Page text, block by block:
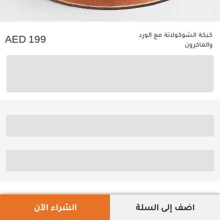
كيكة الشوكولاتة مع الورد
والماكرون
199
اضف إلى السلة الشراء الآن